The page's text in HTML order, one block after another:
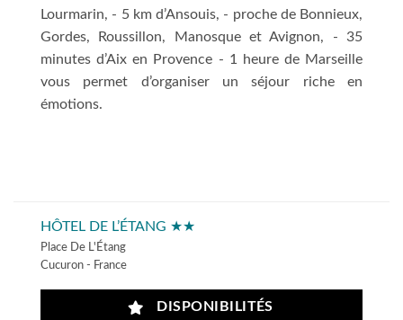
Lourmarin, - 5 km d’Ansouis, - proche de Bonnieux,
Gordes, Roussillon, Manosque et Avignon, - 35
minutes d’Aix en Provence - 1 heure de Marseille
vous permet d’organiser un séjour riche en
émotions.
HÔTEL DE L’ÉTANG ★★
Place De L'Étang
Cucuron - France
DISPONIBILITÉS